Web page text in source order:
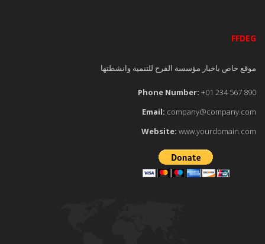
FFDEG
موقع خاص باخبار مؤسسة الفرح للتنمية وانشطتها
Phone Number: +01 234 567 890
Email: company@company.com
Website: www.yourdomain.com